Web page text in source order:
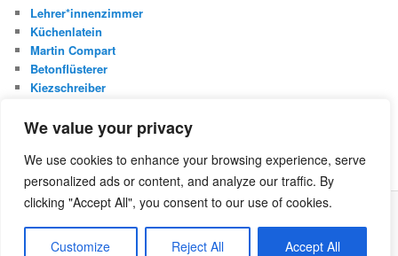
We value your privacy
We use cookies to enhance your browsing experience, serve
personalized ads or content, and analyze our traffic. By
clicking "Accept All", you consent to our use of cookies.
Customize Reject All Accept All
Lehrer*innenzimmer
Küchenlatein
Martin Compart
Betonflüsterer
Kiezschreiber
u
c
h
n
Was ist die Netzecke? Stolz präsentiert von WordPress